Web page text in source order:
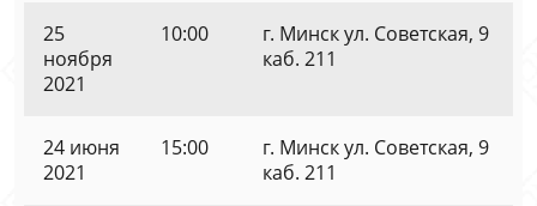
25
ноября
2021
10:00
г. Минск ул. Советская, 9
каб. 211
24 июня
2021
15:00
г. Минск ул. Советская, 9
каб. 211